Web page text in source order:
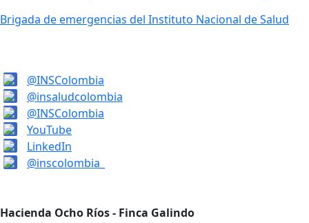
Brigada de emergencias del Instituto Nacional de Salud
@INSColombia
@insaludcolombia
@INSColombia
YouTube
LinkedIn
@inscolombia_
Hacienda Ocho Ríos - Finca Galindo